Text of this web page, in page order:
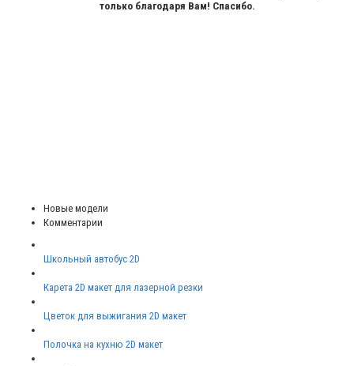
только благодаря Вам! Спасибо.
Новые модели
Комментарии
Школьный автобус 2D
Карета 2D макет для лазерной резки
Цветок для выжигания 2D макет
Полочка на кухню 2D макет